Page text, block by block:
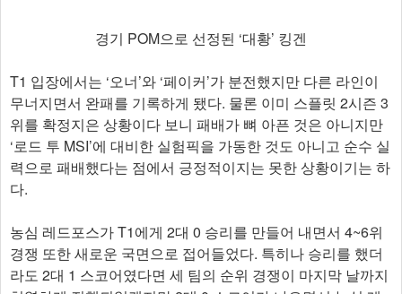
경기 POM으로 선정된 ‘대황’ 킹겐
T1 입장에서는 ‘오너’와 ‘페이커’가 분전했지만 다른 라인이
무너지면서 완패를 기록하게 됐다. 물론 이미 스플릿 2시즌 3
위를 확정지은 상황이다 보니 패배가 뼈 아픈 것은 아니지만
‘로드 투 MSI’에 대비한 실험픽을 가동한 것도 아니고 순수 실
력으로 패배했다는 점에서 긍정적이지는 못한 상황이기는 하
다.
농심 레드포스가 T1에게 2대 0 승리를 만들어 내면서 4~6위
경쟁 또한 새로운 국면으로 접어들었다. 특히나 승리를 했더
라도 2대 1 스코어였다면 세 팀의 순위 경쟁이 마지막 날까지